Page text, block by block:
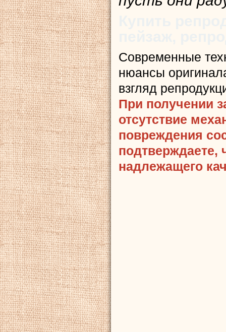
Современные
нюансы
взгляд
При получении
отсутствие
повреждения
подтверждаете,
надлежащего